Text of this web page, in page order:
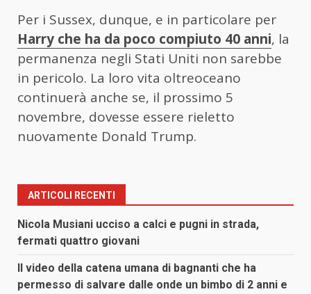
Per i Sussex, dunque, e in particolare per
Harry che ha da poco compiuto 40 anni, la
permanenza negli Stati Uniti non sarebbe
in pericolo. La loro vita oltreoceano
continuerà anche se, il prossimo 5
novembre, dovesse essere rieletto
nuovamente Donald Trump.
ARTICOLI RECENTI
Nicola Musiani ucciso a calci e pugni in strada,
fermati quattro giovani
Il video della catena umana di bagnanti che ha
permesso di salvare dalle onde un bimbo di 2 anni e